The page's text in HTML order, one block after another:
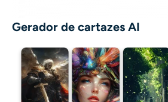
Gerador de cartazes AI